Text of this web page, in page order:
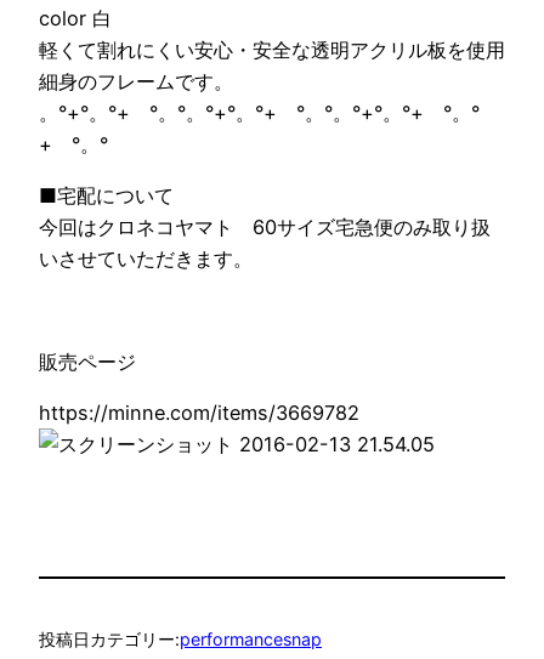
color 白
軽くて割れにくい安心・安全な透明アクリル板を使用
細身のフレームです。
。°+°。°+ °。°。°+°。°+ °。°。°+°。°+ °。°
+ °。°
■宅配について
今回はクロネコヤマト 60サイズ宅急便のみ取り扱
いさせていただきます。
販売ページ
https://minne.com/items/3669782
投稿日カテゴリー:performancesnap